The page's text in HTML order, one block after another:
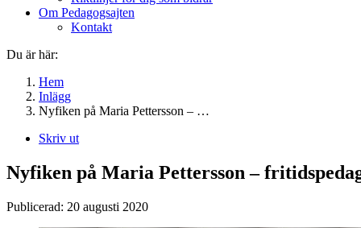
Om Pedagogsajten
Kontakt
Du är här:
Hem
Inlägg
Nyfiken på Maria Pettersson – …
Skriv ut
Nyfiken på Maria Pettersson –
Publicerad: 20 augusti 2020